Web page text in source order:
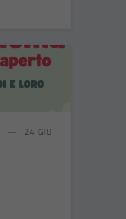
24 GIU